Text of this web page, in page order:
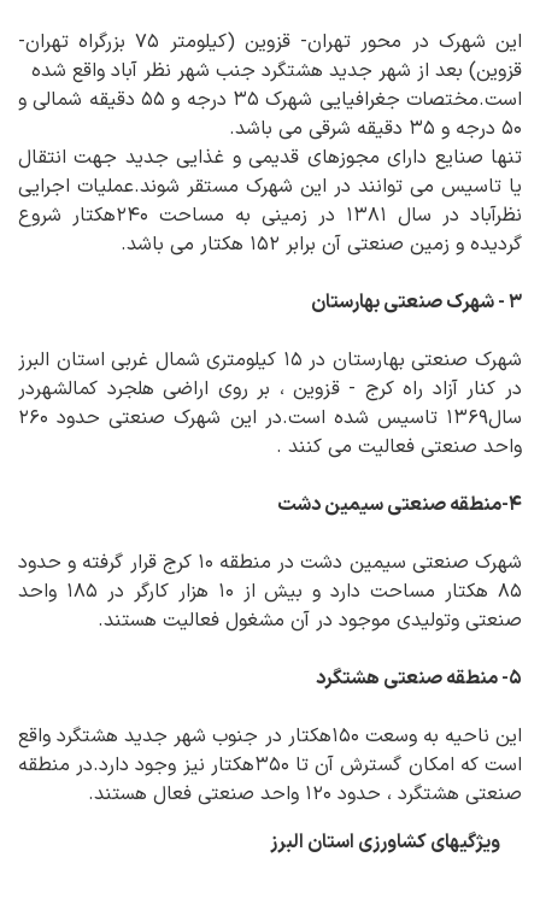
این شهرک در محور تهران- قزوین (کیلومتر ۷۵ بزرگراه تهران-
قزوین) بعد از شهر جدید هشتگرد جنب شهر نظر آباد واقع شده
است.مختصات جغرافیایی شهرک ۳۵ درجه و ۵۵ دقیقه شمالی و
۵۰ درجه و ۳۵ دقیقه شرقی می باشد.
تنها صنایع دارای مجوزهای قدیمی و غذایی جدید جهت انتقال
یا تاسیس می توانند در این شهرک مستقر شوند.عملیات اجرایی
نظرآباد در سال ۱۳۸۱ در زمینی به مساحت ۲۴۰هکتار شروع
گردیده و زمین صنعتی آن برابر ۱۵۲ هکتار می باشد.
۳ - شهرک صنعتی بهارستان
شهرک صنعتی بهارستان در ۱۵ کیلومتری شمال غربی استان البرز
در کنار آزاد راه کرج - قزوین ، بر روی اراضی هلجرد کمالشهردر
سال۱۳۶۹ تاسیس شده است.در این شهرک صنعتی حدود ۲۶۰
واحد صنعتی فعالیت می کنند .
۴-منطقه صنعتی سیمین دشت
شهرک صنعتی سیمین دشت در منطقه ۱۰ کرج قرار گرفته و حدود
۸۵ هکتار مساحت دارد و بیش از ۱۰ هزار کارگر در ۱۸۵ واحد
صنعتی وتولیدی موجود در آن مشغول فعالیت هستند.
۵- منطقه صنعتی هشتگرد
این ناحیه به وسعت ۱۵۰هکتار در جنوب شهر جدید هشتگرد واقع
است که امکان گسترش آن تا ۳۵۰هکتار نیز وجود دارد.در منطقه
صنعتی هشتگرد ، حدود ۱۲۰ واحد صنعتی فعال هستند.
ویژگیهای کشاورزی استان البرز